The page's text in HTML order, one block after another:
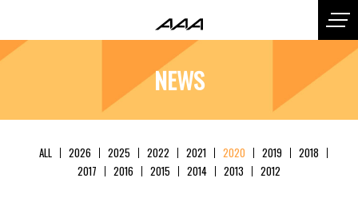
NEWS
ALL 2026 2025 2022 2021 2020 2019
2018
2017
2016 2015 2014 2013 2012